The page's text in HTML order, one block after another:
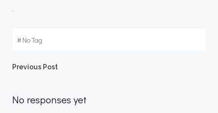
#No Tag
Post
navigation
Previous Post
No responses yet